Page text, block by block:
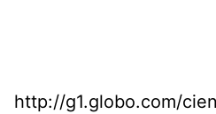
http://g1.globo.com/